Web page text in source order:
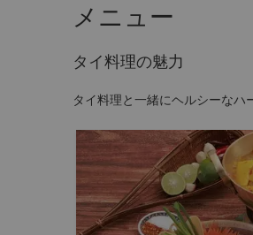
メニュー
タイ料理の魅力
タイ料理と一緒にヘルシーなハ